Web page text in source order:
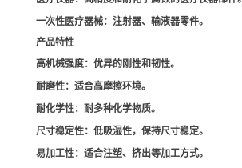
一次性医疗器械：注射器、输液器零件。
产品特性
高机械强度：优异的刚性和韧性。
耐磨性：适合高摩擦环境。
耐化学性：耐多种化学物质。
尺寸稳定性：低吸湿性，保持尺寸稳定。
易加工性：适合注塑、挤出等加工方式。